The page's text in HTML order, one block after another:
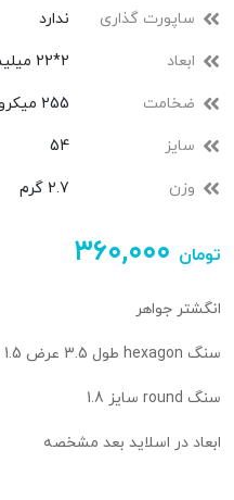
ساپورت گذاری ندارد
ابعاد 2*22 میلیمتر
ضخامت 255 میکرون
سایز 54
وزن 2.7 گرم
۳۶۰,۰۰۰ تومان
انگشتر جواهر
سنگ hexagon طول 3.5 عرض 1.5
سنگ round سایز 1.8
ابعاد در اسلاید بعد مشخصه